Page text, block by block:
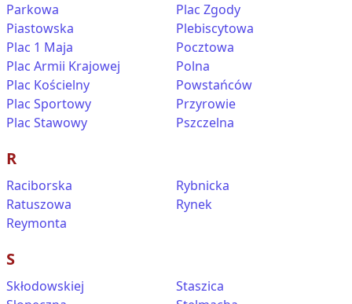
Parkowa
Piastowska
Plac 1 Maja
Plac Armii Krajowej
Plac Kościelny
Plac Sportowy
Plac Stawowy
Plac Zgody
Plebiscytowa
Pocztowa
Polna
Powstańców
Przyrowie
Pszczelna
R
Raciborska
Ratuszowa
Reymonta
Rybnicka
Rynek
S
Skłodowskiej
Staszica